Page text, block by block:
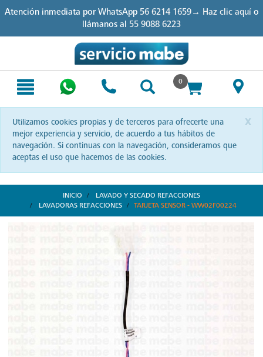
to
to
Atención inmediata por WhatsApp 56 6214 1659→ Haz clic aquío
llámanos al 55 9088 6223
0
x
Utilizamos cookies propias y de terceros para ofrecerte una
mejor experiencia y servicio, de acuerdo a tus hábitos de
navegación. Si continuas con la navegación, consideramos que
aceptas el uso que hacemos de las cookies.
INICIO
LAVADO Y SECADO REFACCIONES
LAVADORAS REFACCIONES
TARJETA SENSOR - WW02F00224